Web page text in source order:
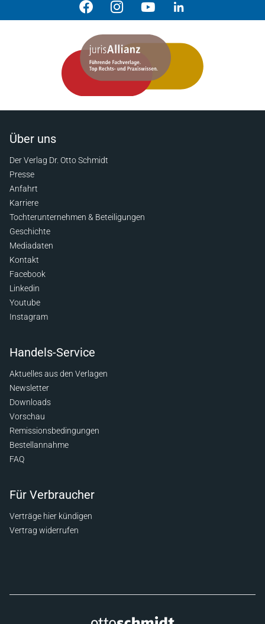
Über uns
Der Verlag Dr. Otto Schmidt
Presse
Anfahrt
Karriere
Tochterunternehmen & Beteiligungen
Geschichte
Mediadaten
Kontakt
Facebook
Linkedin
Youtube
Instagram
Handels-Service
Aktuelles aus den Verlagen
Newsletter
Downloads
Vorschau
Remissionsbedingungen
Bestellannahme
FAQ
Für Verbraucher
Verträge hier kündigen
Vertrag widerrufen